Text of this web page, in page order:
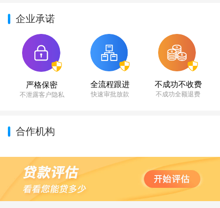
企业承诺
严格保密
不泄露客户隐私
全流程跟进
快速审批放款
不成功不收费
不成功全额退费
合作机构